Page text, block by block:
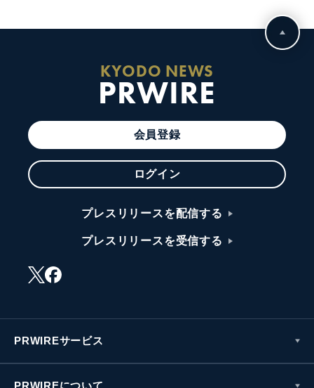
KYODO NEWS
PRWIRE
会員登録
ログイン
プレスリリースを配信する
プレスリリースを受信する
PRWIREサービス
PRWIREについて